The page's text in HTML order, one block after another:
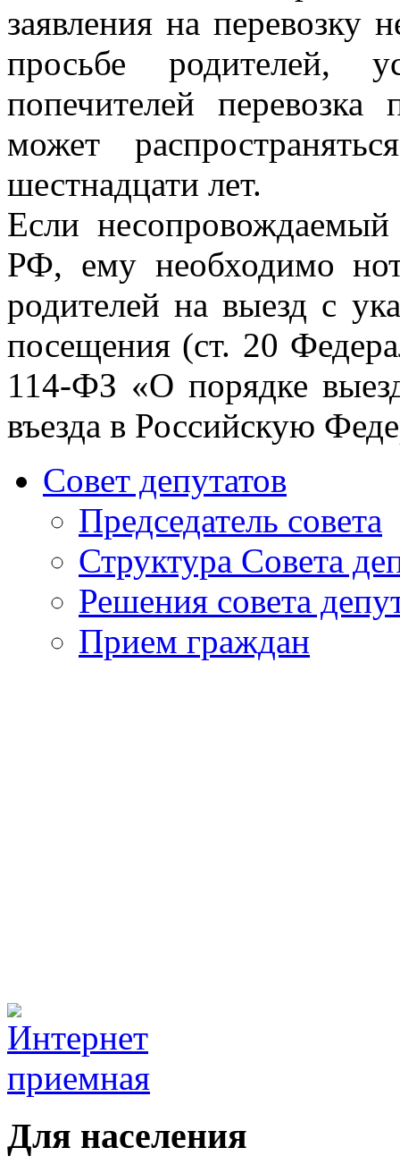
заявления на перевозку
просьбе родителей,
попечителей перевозка
может
шестнадцати лет.
Если
РФ, ему необходимо
родителей на выезд с
посещения (ст. 20
114-ФЗ «О порядке
въезда в Российскую
Совет депутатов
Председатель совета
Структура Совета
Решения совета
Прием граждан
Для населения